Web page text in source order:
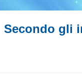
Secondo gli